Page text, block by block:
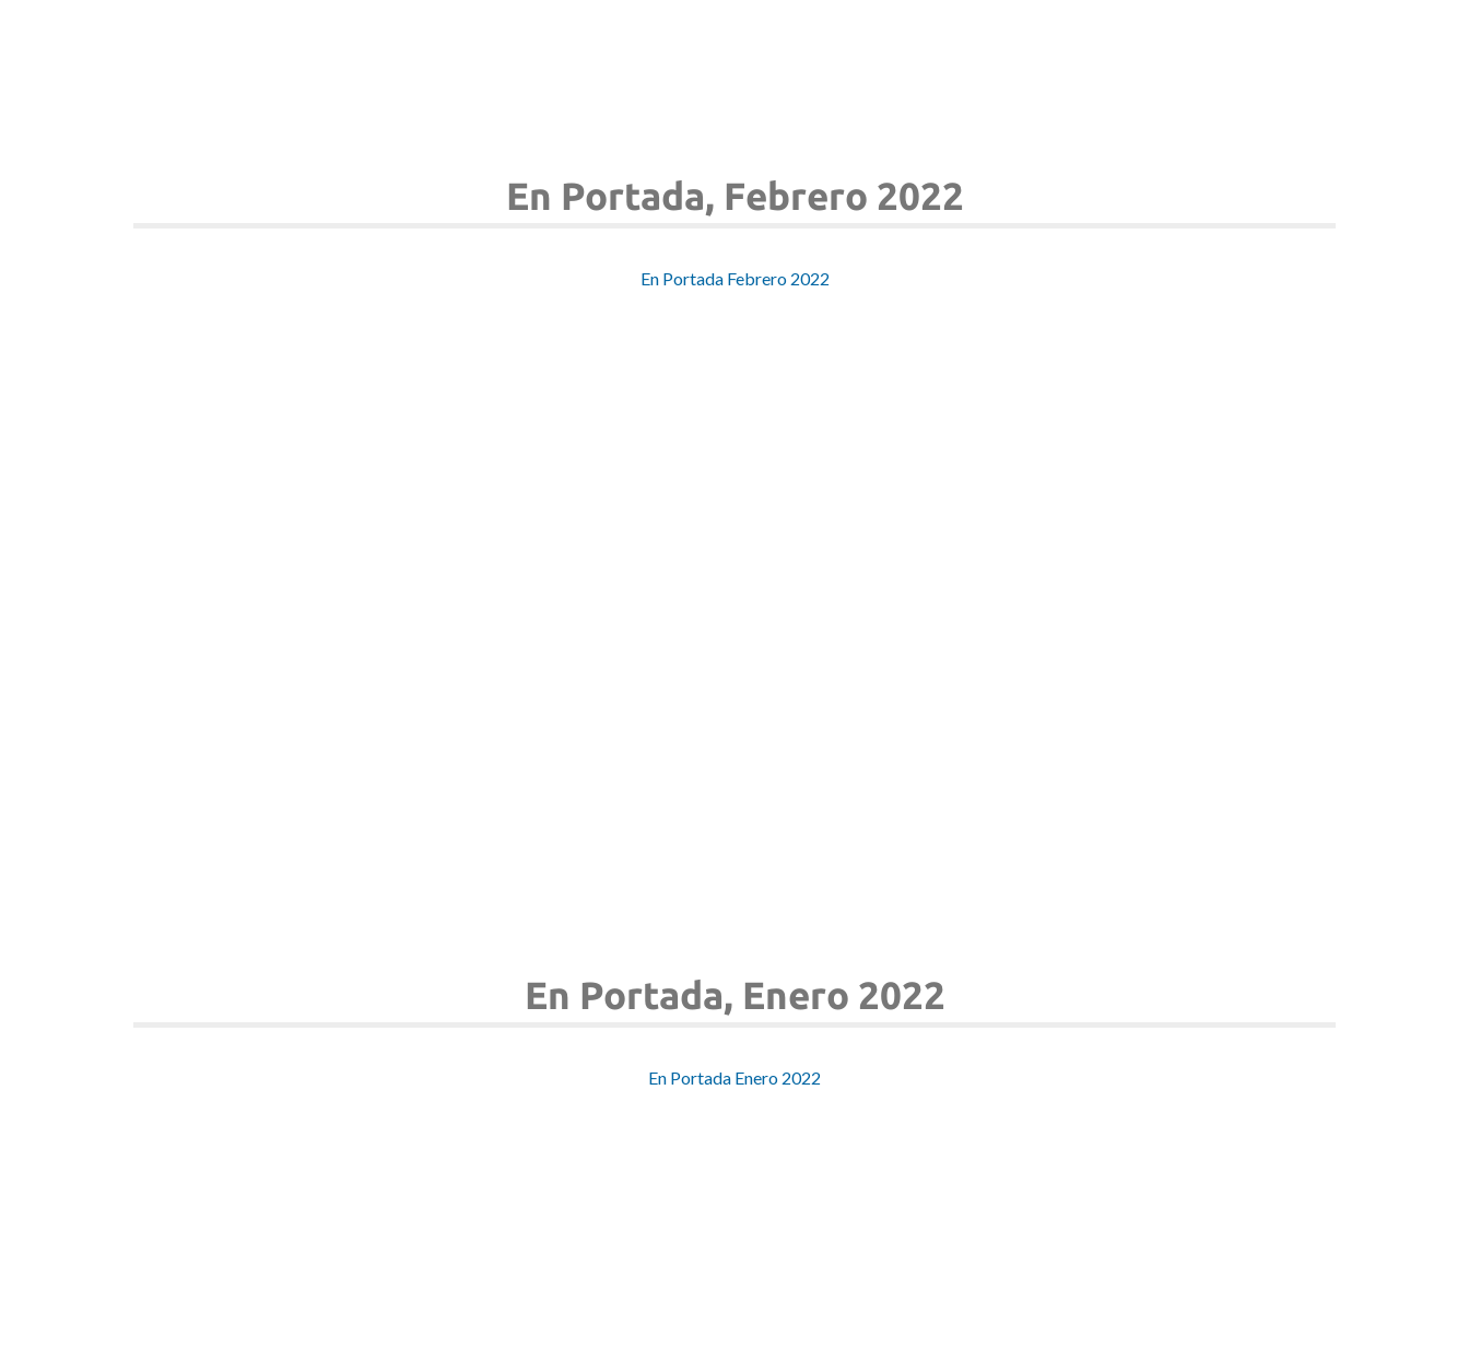
En Portada, Febrero 2022
En Portada Febrero 2022
En Portada, Enero 2022
En Portada Enero 2022